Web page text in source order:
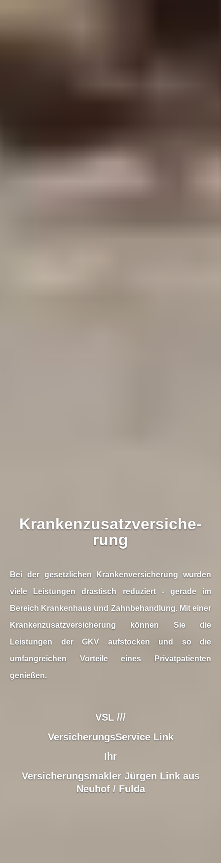
Kranken­zusatz­ver­si­che­
rung
Bei der gesetzlichen Kranken­ver­si­che­rung wurden
viele Leistungen drastisch reduziert - gerade im
Bereich Krankenhaus und Zahnbehandlung. Mit einer
Kranken­zusatz­ver­si­che­rung können Sie die
Leistungen der GKV aufstocken und so die
umfangreichen Vorteile eines Privatpatienten
genießen.
VSL ///
VersicherungsService Link
Ihr
Ver­sicherungs­makler Jürgen Link aus
Neuhof / Fulda